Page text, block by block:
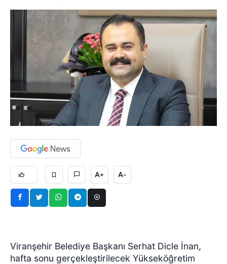
A+ A-
Viranşehir Belediye Başkanı Serhat Dicle İnan,
hafta sonu gerçekleştirilecek Yükseköğretim